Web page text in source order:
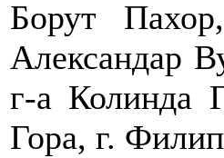
Борут
Александар
г-а Колинда
Гора, г.